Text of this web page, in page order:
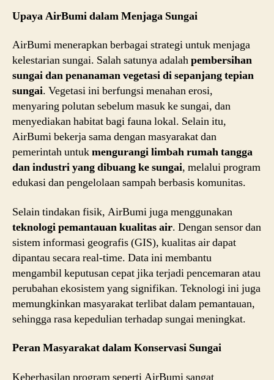
Upaya AirBumi dalam Menjaga Sungai
AirBumi menerapkan berbagai strategi untuk menjaga
kelestarian sungai. Salah satunya adalahpembersihan
sungai dan penanaman vegetasi di sepanjang tepian
sungai. Vegetasi ini berfungsi menahan erosi,
menyaring polutan sebelum masuk ke sungai, dan
menyediakan habitat bagi fauna lokal. Selain itu,
AirBumi bekerja sama dengan masyarakat dan
pemerintah untukmengurangi limbah rumah tangga
dan industri yang dibuang ke sungai, melalui program
edukasi dan pengelolaan sampah berbasis komunitas.
Selain tindakan fisik, AirBumi juga menggunakan
teknologi pemantauan kualitas air. Dengan sensor dan
sistem informasi geografis (GIS), kualitas air dapat
dipantau secara real-time. Data ini membantu
mengambil keputusan cepat jika terjadi pencemaran atau
perubahan ekosistem yang signifikan. Teknologi ini juga
memungkinkan masyarakat terlibat dalam pemantauan,
sehingga rasa kepedulian terhadap sungai meningkat.
Peran Masyarakat dalam Konservasi Sungai
Keberhasilan program seperti AirBumi sangat